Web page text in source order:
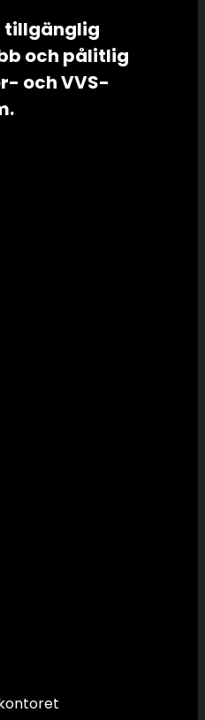
tillgänglig
och pålitlig
och VVS-